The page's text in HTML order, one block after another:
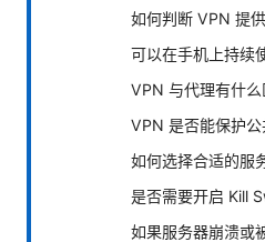
如何判断 VPN 提
可以在手机上持续
VPN 与代理有什么
VPN 是否能保护公
如何选择合适的服
是否需要开启 Kill
如果服务器崩溃或